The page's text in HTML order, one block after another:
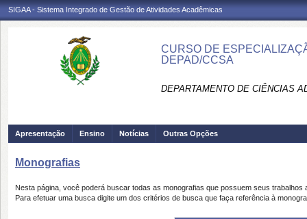
SIGAA - Sistema Integrado de Gestão de Atividades Acadêmicas
CURSO DE
DEPAD/CCSA
DEPARTAMENTO DE CIÊNCIAS
Apresentação Ensino Notícias Outras Opções
Monografias
Nesta página, você poderá buscar todas as monografias que possuem seus trabalhos
Para efetuar uma busca digite um dos critérios de busca que faça referência à